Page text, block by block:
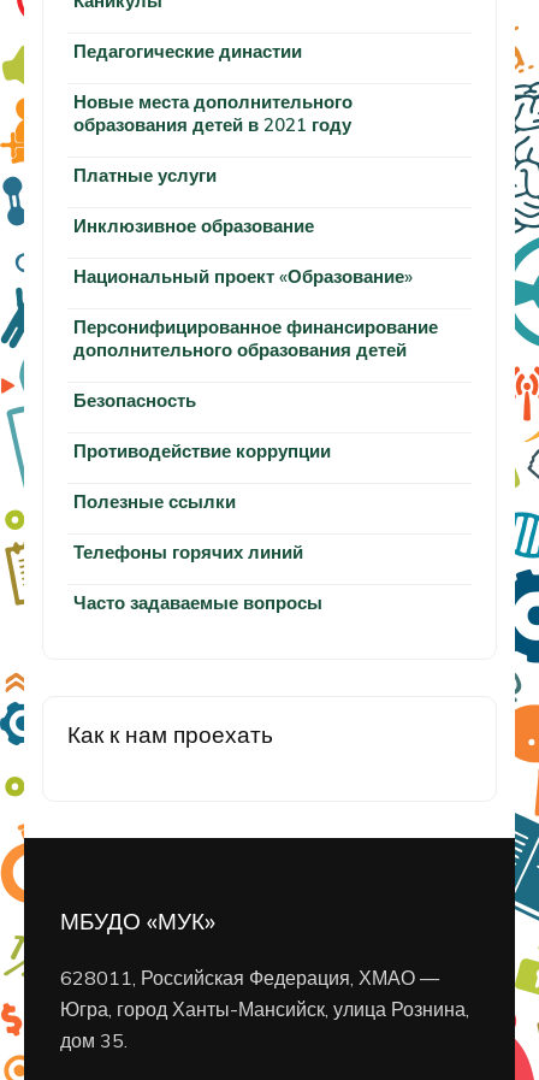
Педагогические династии
Новые места дополнительного
образования детей в 2021 году
Платные услуги
Инклюзивное образование
Национальный проект «Образование»
Персонифицированное финансирование
дополнительного образования детей
Безопасность
Противодействие коррупции
Полезные ссылки
Телефоны горячих линий
Часто задаваемые вопросы
Как к нам проехать
МБУДО «МУК»
628011, Российская Федерация, ХМАО —
Югра, город Ханты-Мансийск, улица Рознина,
дом 35.